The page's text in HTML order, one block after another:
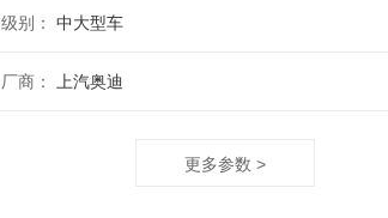
级别： 中大型车
厂商： 上汽奥迪
更多参数 >